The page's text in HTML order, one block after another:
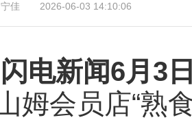
宁佳 2026-06-03 14:10:06
闪电新闻6月3
姆会员店“熟